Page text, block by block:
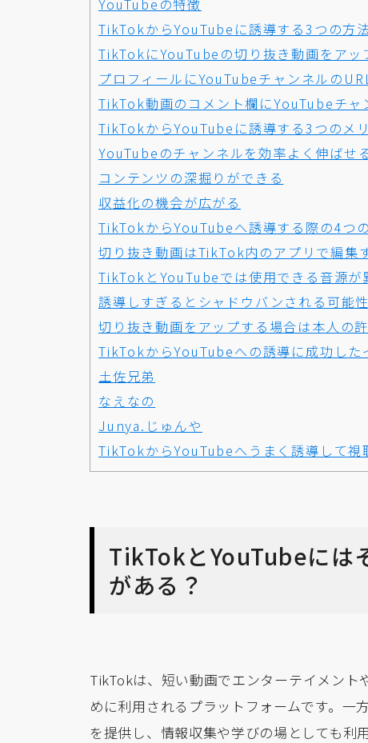
TikTokからYouTubeに誘導する3つの方
TikTokにYouTubeの切り抜き動画をアッ
プロフィールにYouTubeチャンネルの
TikTok動画のコメント欄にYouTubeチャ
TikTokからYouTubeに誘導する3つのメ
YouTubeのチャンネルを効率よく伸ばせ
コンテンツの深掘りができる
収益化の機会が広がる
TikTokからYouTubeへ誘導する際の4つ
切り抜き動画はTikTok内のアプリで編集
TikTokとYouTubeでは使用できる音源が
誘導しすぎるとシャドウバンされる可能
切り抜き動画をアップする場合は本人の
TikTokからYouTubeへの誘導に成功した
土佐兄弟
なえなの
Junya.じゅんや
TikTokからYouTubeへうまく誘導して視
TikTokとYouTubeには
がある？
TikTokは、短い動画でエンターテイメント
めに利用されるプラットフォームです。
を提供し、情報収集や学びの場としても利